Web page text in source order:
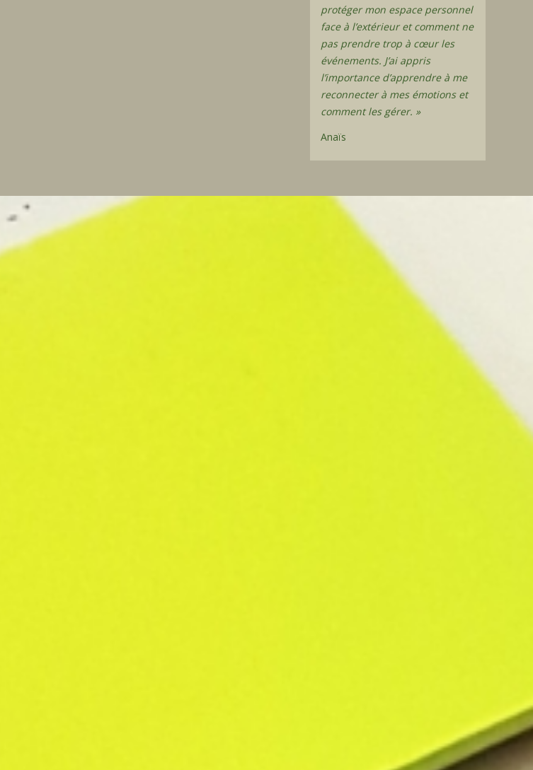
protéger mon espace personnel
face à l’extérieur et comment ne
pas prendre trop à cœur les
événements. J’ai appris
l’importance d’apprendre à me
reconnecter à mes émotions et
comment les gérer. »
Anaïs